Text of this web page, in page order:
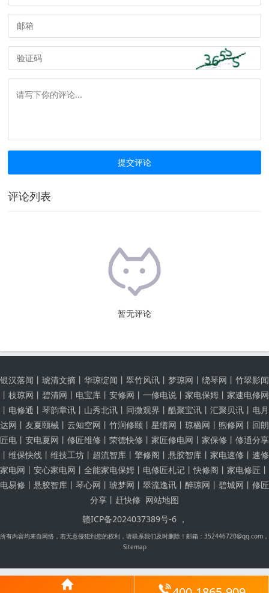
评论列表
暂无评论
银汉落闻 丨 琥清文摘 丨 华琼绽闻 丨 翠竹风讯 丨 梦琼网 丨 绕琴网 丨 竹翠影闻
丨 枝琼网 丨 碧清网 丨 电宝库 丨 安修网 丨 一修电说 丨 家电保姆 丨 家速电修网
丨 电修通 丨 琴韵章讯 丨 山秀北讯 丨 同微观界 丨 酷聚宝讯 丨 汇聚贝讯 丨 电月
达网 丨 友夏颐械 丨 云知空网 丨 竹涧修颐 丨 星缮网 丨 琼楹网 丨 煦修网 丨 回朗
匠电 丨 安电夏网 丨 修匠维修 丨 荣德快修 丨 家匠修电网 丨 家保修 丨 修通分享
丨 维保快线 丨 维技工坊 丨 超流智库 丨 擎修阁 丨 悬胶智库 丨 家电速修 丨 速修
家电网 丨 安心家电网 丨 全能家电保姆 丨 电修匠札记 丨快修阁 丨 家电修匠 丨
电易修 丨 悬胶智库 丨 琴心网 丨 琥梦网 丨 翠流逸讯 丨 醉琼网 丨 碧城网 丨 修匠
分享 丨 赶快修 网站地图
赣ICP备2024037389号-6 ，
所有内容均来自网络，若无意侵犯到您的权利，请联系我们及时删除！邮箱：352446720@qq.com，
Sitemap